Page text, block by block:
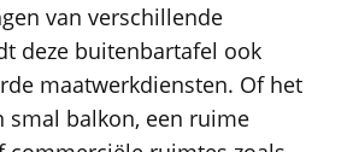
van verschillende
deze buitenbartafel ook
maatwerkdiensten. Of het
​​smal balkon, een ruime